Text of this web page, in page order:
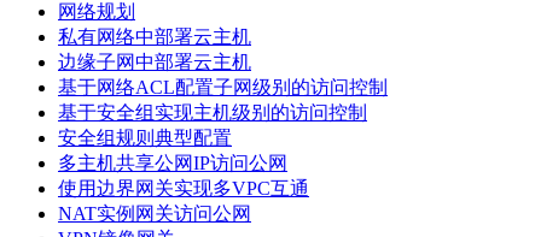
网络规划
私有网络中部署云主机
边缘子网中部署云主机
基于网络ACL配置子网级别的访问控制
基于安全组实现主机级别的访问控制
安全组规则典型配置
多主机共享公网IP访问公网
使用边界网关实现多VPC互通
NAT实例网关访问公网